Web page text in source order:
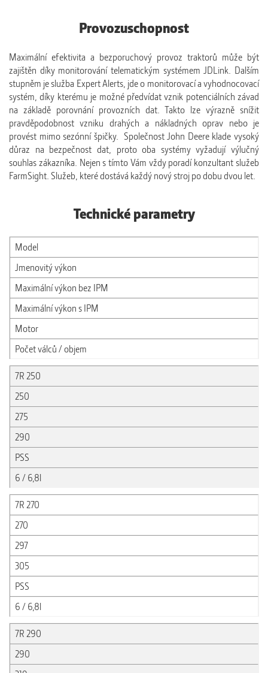
Provozuschopnost
Maximální efektivita a bezporuchový provoz traktorů může být
zajištěn díky monitorování telematickým systémem JDLink. Dalším
stupněm je služba Expert Alerts, jde o monitorovací a vyhodnocovací
systém, díky kterému je možné předvídat vznik potenciálních závad
na základě porovnání provozních dat. Takto lze výrazně snížit
pravděpodobnost vzniku drahých a nákladných oprav nebo je
provést mimo sezónní špičky. Společnost John Deere klade vysoký
důraz na bezpečnost dat, proto oba systémy vyžadují výlučný
souhlas zákazníka. Nejen s tímto Vám vždy poradí konzultant služeb
FarmSight. Služeb, které dostává každý nový stroj po dobu dvou let.
Technické parametry
Model
Jmenovitý výkon
Maximální výkon bez IPM
Maximální výkon s IPM
Motor
Počet válců / objem
7R 250
250
275
290
PSS
6 / 6,8l
7R 270
270
297
305
PSS
6 / 6,8l
7R 290
290